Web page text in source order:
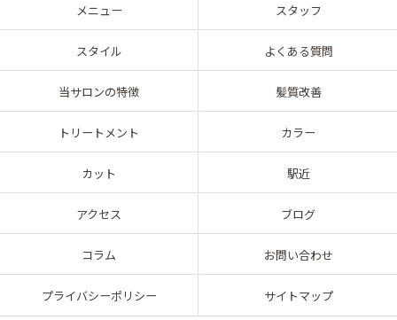
メニュー スタッフ
スタイル よくある質問
当サロンの特徴 髪質改善
トリートメント カラー
カット 駅近
アクセス ブログ
コラム お問い合わせ
プライバシーポリシー サイトマップ